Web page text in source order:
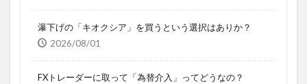
瀑下げの「キオクシア」を買うという選択はありか？
2026/08/01
FXトレーダーに取って「為替介入」ってどうなの？